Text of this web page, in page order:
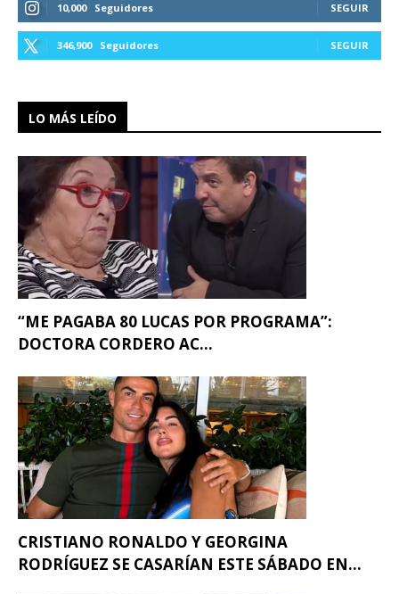
10,000 Seguidores SEGUIR
346,900 Seguidores SEGUIR
LO MÁS LEÍDO
“ME PAGABA 80 LUCAS POR PROGRAMA”:
DOCTORA CORDERO AC...
CRISTIANO RONALDO Y GEORGINA
RODRÍGUEZ SE CASARÍAN ESTE SÁBADO EN...